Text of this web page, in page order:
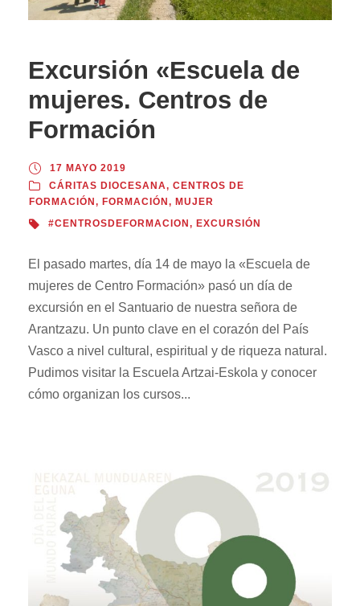
Excursión «Escuela de
mujeres. Centros de
Formación
17 MAYO 2019
CÁRITAS DIOCESANA, CENTROS DE
FORMACIÓN, FORMACIÓN, MUJER
#CENTROSDEFORMACION, EXCURSIÓN
El pasado martes, día 14 de mayo la «Escuela de
mujeres de Centro Formación» pasó un día de
excursión en el Santuario de nuestra señora de
Arantzazu. Un punto clave en el corazón del País
Vasco a nivel cultural, espiritual y de riqueza natural.
Pudimos visitar la Escuela Artzai-Eskola y conocer
cómo organizan los cursos...